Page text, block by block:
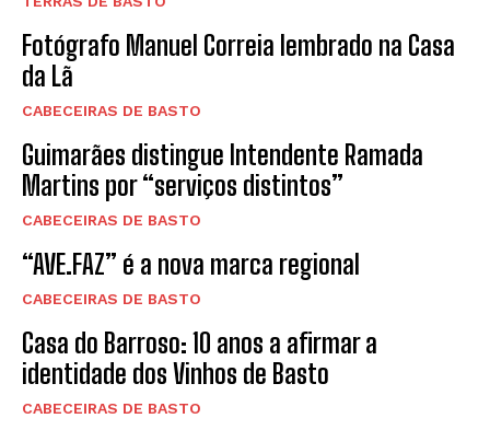
Fotógrafo Manuel Correia lembrado na Casa
da Lã
CABECEIRAS DE BASTO
Guimarães distingue Intendente Ramada
Martins por “serviços distintos”
CABECEIRAS DE BASTO
“AVE.FAZ” é a nova marca regional
CABECEIRAS DE BASTO
Casa do Barroso: 10 anos a afirmar a
identidade dos Vinhos de Basto
CABECEIRAS DE BASTO